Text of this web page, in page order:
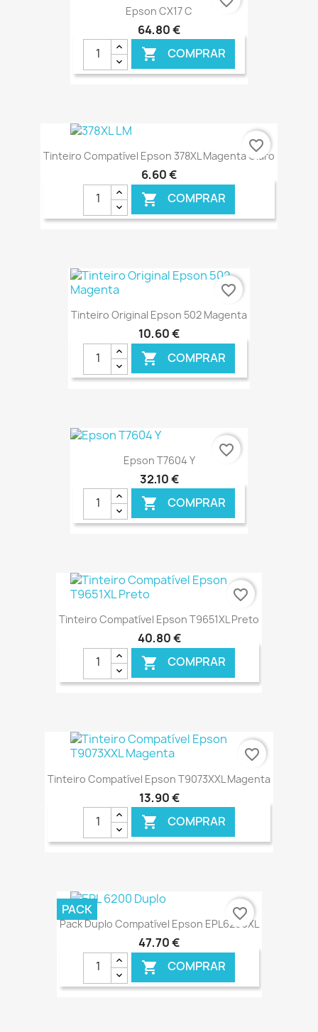
Epson CX17 C
64,80 €
 COMPRAR
Tinteiro Compatível Epson 378XL Magenta Claro
6,60 €
 COMPRAR
€ ONLINE
favorite_border
Tinteiro Original Epson 502 Magenta
10,60 €
 COMPRAR
favorite_border
Epson T7604 Y
32,10 €
 COMPRAR
€ ONLINE
favorite_border
Tinteiro Compatível Epson T9651XL Preto
40,80 €
 COMPRAR
favorite_border
Tinteiro Compatível Epson T9073XXL Magenta
13,90 €
 COMPRAR
favorite_border
Pack Duplo Compatível Epson EPL6200XL
47,70 €
 COMPRAR
PACK favorite_border